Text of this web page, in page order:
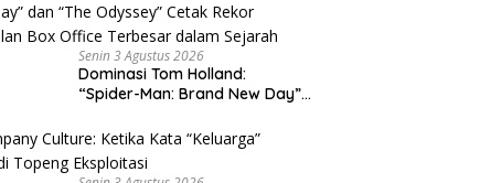
Senin 3 Agustus 2026
Dominasi Tom Holland:
“Spider-Man: Brand New Day”
Rekor Penjualan Box Office
Terbesar dalam Sejarah